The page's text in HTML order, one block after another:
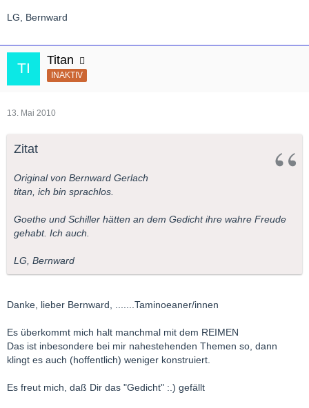
LG, Bernward
Titan
INAKTIV
13. Mai 2010
Zitat
Original von Bernward Gerlach
titan, ich bin sprachlos.
Goethe und Schiller hätten an dem Gedicht ihre wahre Freude
gehabt. Ich auch.
LG, Bernward
Danke, lieber Bernward, .......Taminoeaner/innen
Es überkommt mich halt manchmal mit dem REIMEN
Das ist inbesondere bei mir nahestehenden Themen so, dann
klingt es auch (hoffentlich) weniger konstruiert.
Es freut mich, daß Dir das "Gedicht" :.) gefällt